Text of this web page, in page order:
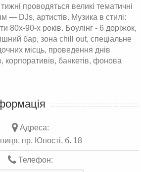
проводяться великі тематичні
— DJs, артистів. Музика в стилі:
80х-90-х років. Боулінг - 6 доріжок,
бар, зона chill out, спеціальне
місць, проведення днів
банкетів, фонова
Адреса:
пр. Юності, б. 18
Телефон: